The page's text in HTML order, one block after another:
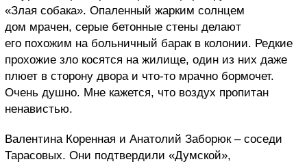
«Злая собака». Опаленный жарким солнцем
дом мрачен, серые бетонные стены делают
его похожим на больничный барак в колонии. Редкие
прохожие зло косятся на жилище, один из них даже
плюет в сторону двора и что-то мрачно бормочет.
Очень душно. Мне кажется, что воздух пропитан
ненавистью.
Валентина Коренная и Анатолий Заборюк – соседи
Тарасовых. Они подтвердили «Думской»,